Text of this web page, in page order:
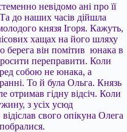
невідомо ані про її
до наших часів дійшла
князя Ігоря. Кажуть,
хащах на його шляху
берега він помітив юнака в
переправити. Коли
собою не юнака, а
То й була Ольга. Князь
отримав гідну відсіч. Коли
з усіх усюд
свого опікуна Олега